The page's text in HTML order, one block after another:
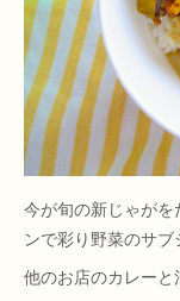
今が旬の新じゃが
ンで彩り野菜のサブ
他のお店のカレー